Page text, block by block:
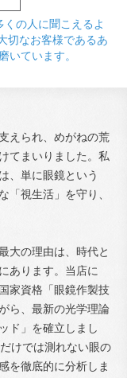
の人に聞こえるよ
切なお客様であるあ
いています。
えられ、めがねの荒
てまいりました。私
、単に眼鏡という
「視生活」を守り、
大の理由は、時代と
あります。当店に
家資格「眼鏡作製技
ら、最新の光学理論
ド」を確立しまし
けでは測れない眼の
を徹底的に分析しま